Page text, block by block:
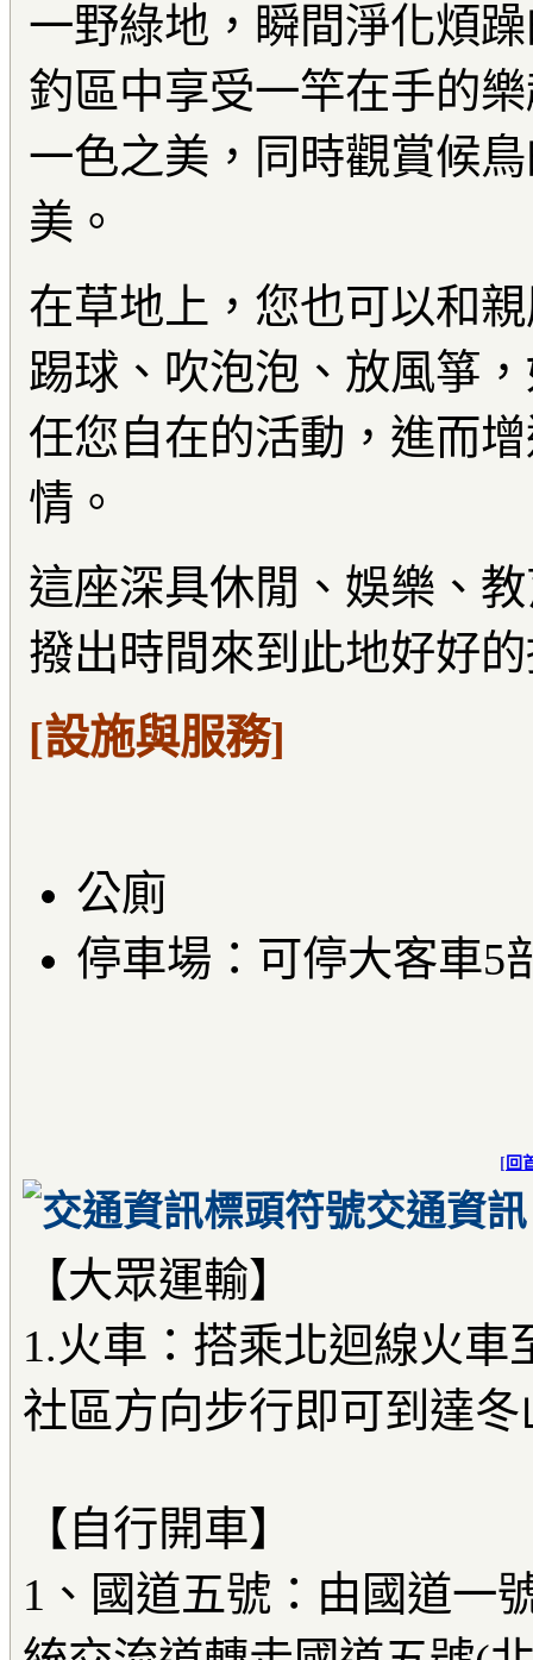
一野綠地，瞬間淨化煩
釣區中享受一竿在手的
一色之美，同時觀賞候
美。
在草地上，您也可以和
踢球、吹泡泡、放風箏
任您自在的活動，進而
情。
這座深具休閒、娛樂、
撥出時間來到此地好好
[設施與服務]
公廁
停車場：可停大客車5
[ 回
交通資訊
【大眾運輸】
1.火車：搭乘北迴線火車
社區方向步行即可到達
【自行開車】
1、國道五號：由國道一